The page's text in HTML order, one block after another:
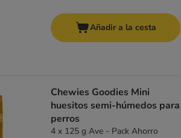
Añadir a la cesta
Chewies Goodies Mini
huesitos semi-húmedos para
perros
4 x 125 g Ave - Pack Ahorro